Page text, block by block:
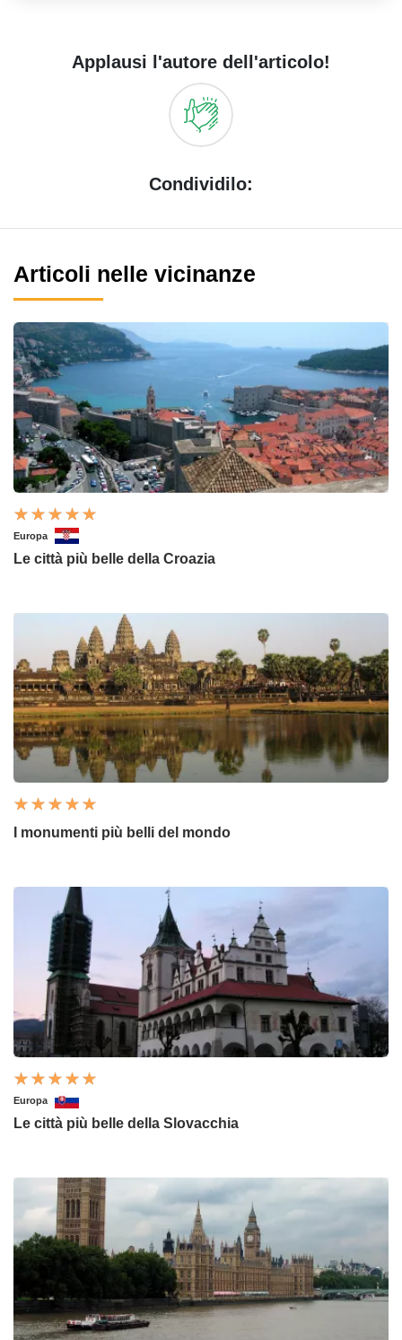
Applausi l'autore dell'articolo!
Condividilo:
Articoli nelle vicinanze
Europa
Le città più belle della Croazia
I monumenti più belli del mondo
Europa
Le città più belle della Slovacchia